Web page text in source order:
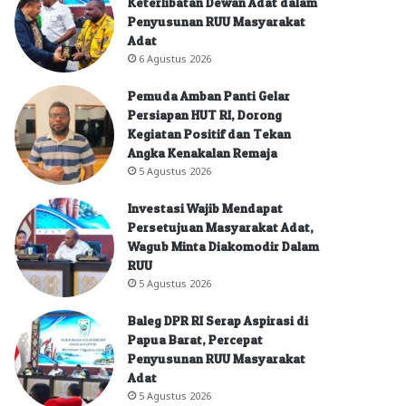
Penyusunan RUU Masyarakat
Adat
6 Agustus 2026
Pemuda Amban Panti Gelar
Persiapan HUT RI, Dorong
Kegiatan Positif dan Tekan
Angka Kenakalan Remaja
5 Agustus 2026
Investasi Wajib Mendapat
Persetujuan Masyarakat Adat,
Wagub Minta Diakomodir Dalam
RUU
5 Agustus 2026
Baleg DPR RI Serap Aspirasi di
Papua Barat, Percepat
Penyusunan RUU Masyarakat
Adat
5 Agustus 2026